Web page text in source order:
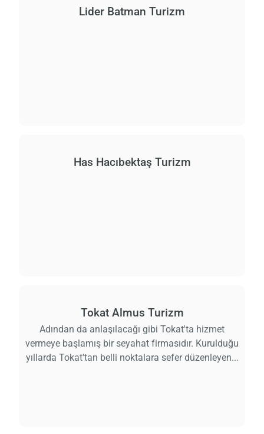
Lider Batman Turizm
Has Hacıbektaş Turizm
Tokat Almus Turizm
Adından da anlaşılacağı gibi Tokat'ta hizmet
vermeye başlamış bir seyahat firmasıdır. Kurulduğu
yıllarda Tokat'tan belli noktalara sefer düzenleyen...